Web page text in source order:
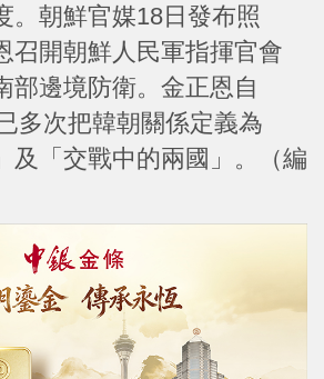
。朝鮮官媒18日發布照
召開朝鮮人民軍指揮官會
部邊境防衛。金正恩自
多次把韓朝關係定義為
及「交戰中的兩國」。（編